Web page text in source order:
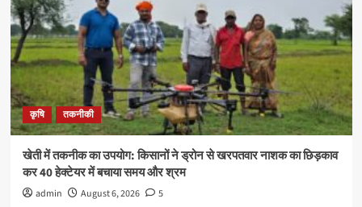
कृषि तकनीकी
खेती में तकनीक का उपयोग: किसानों ने ड्रोन से खरपतवार नाशक का छिड़काव
कर 40 हेक्टेयर में बचाया समय और श्रम
admin August 6, 2026 5